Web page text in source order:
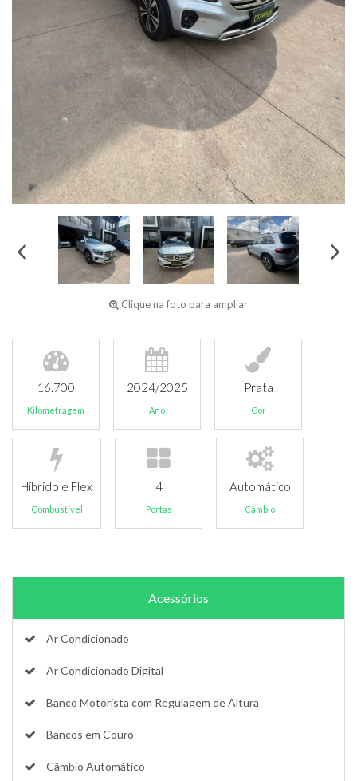
Clique na foto para ampliar
16.700
Kilometragem
2024/2025
Ano
Prata
Cor
Híbrido e Flex
Combustível
4
Portas
Automático
Câmbio
Acessórios
Ar Condicionado
Ar Condicionado Digital
Banco Motorista com Regulagem de Altura
Bancos em Couro
Câmbio Automático